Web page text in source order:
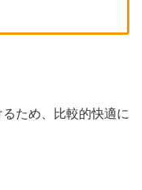
ため、比較的快適に